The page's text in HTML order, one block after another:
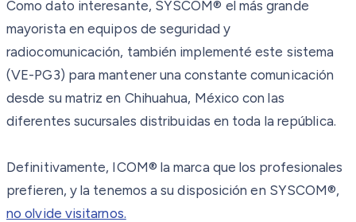
Como dato interesante, SYSCOM® el más grande
mayorista en equipos de seguridad y
radiocomunicación, también implementé este sistema
(VE-PG3) para mantener una constante comunicación
desde su matriz en Chihuahua, México con las
diferentes sucursales distribuidas en toda la república.
Definitivamente, ICOM® la marca que los profesionales
prefieren, y la tenemos a su disposición en SYSCOM®,
no olvide visitarnos.